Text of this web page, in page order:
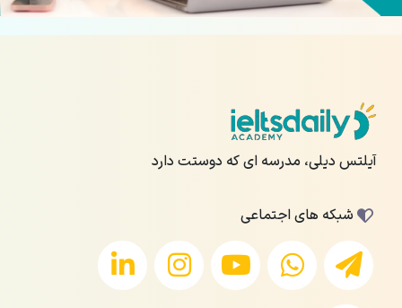
آیلتس دیلی، مدرسه ای که دوستت دارد
شبکه های اجتماعی